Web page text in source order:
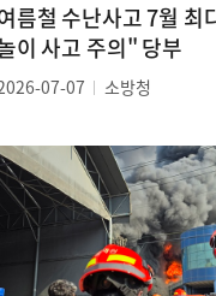
름철 수난사고 7월
이 사고 주의" 당부
07-07 소방청